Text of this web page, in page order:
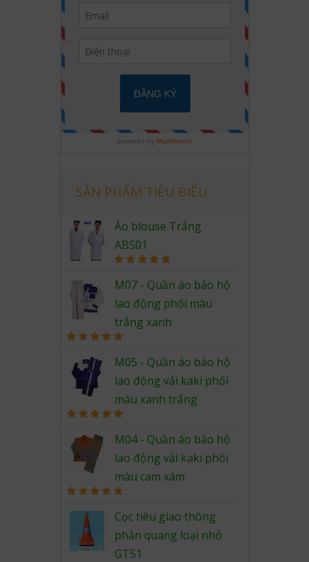
SẢN PHẨM TIÊU BIỂU
Áo blouse Trắng
ABS01
out of 5
M07 - Quần áo bảo hộ
lao động phối màu
trắng xanh
out of 5
M05 - Quần áo bảo hộ
lao động vải kaki phối
màu xanh trắng
out of 5
M04 - Quần áo bảo hộ
lao động vải kaki phối
màu cam xám
out of 5
Cọc tiêu giao thông
phản quang loại nhỏ
GT51